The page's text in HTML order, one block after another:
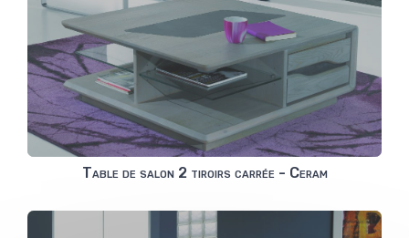
Table de salon 2 tiroirs carrée - Ceram